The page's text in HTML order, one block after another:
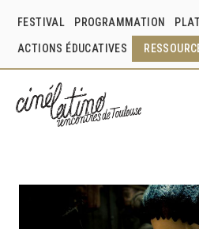
FESTIVAL PROGRAMMATION
ACTIONS ÉDUCATIVES